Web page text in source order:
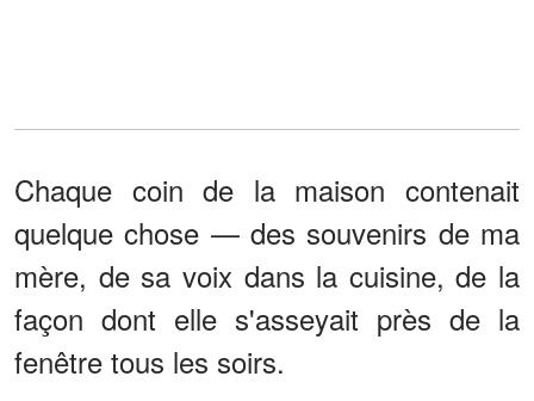
Chaque coin de la maison contenait
quelque chose — des souvenirs de ma
mère, de sa voix dans la cuisine, de la
façon dont elle s'asseyait près de la
fenêtre tous les soirs.